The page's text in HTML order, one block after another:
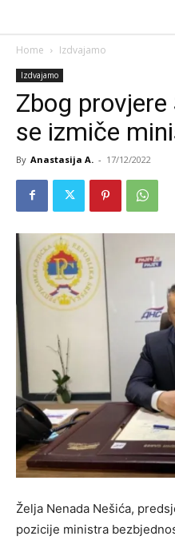
Home Izdvajamo
Izdvajamo
Zbog provjere
se izmiče
By Anastasija A. - 17/12/2022
Želja Nenada Nešića,
pozicije ministra